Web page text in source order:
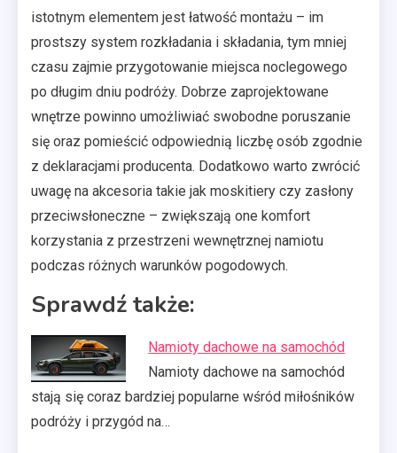
istotnym elementem jest łatwość montażu – im
prostszy system rozkładania i składania, tym mniej
czasu zajmie przygotowanie miejsca noclegowego
po długim dniu podróży. Dobrze zaprojektowane
wnętrze powinno umożliwiać swobodne poruszanie
się oraz pomieścić odpowiednią liczbę osób zgodnie
z deklaracjami producenta. Dodatkowo warto zwrócić
uwagę na akcesoria takie jak moskitiery czy zasłony
przeciwsłoneczne – zwiększają one komfort
korzystania z przestrzeni wewnętrznej namiotu
podczas różnych warunków pogodowych.
Sprawdź także:
Namioty dachowe na samochód
Namioty dachowe na samochód
stają się coraz bardziej popularne wśród miłośników
podróży i przygód na…